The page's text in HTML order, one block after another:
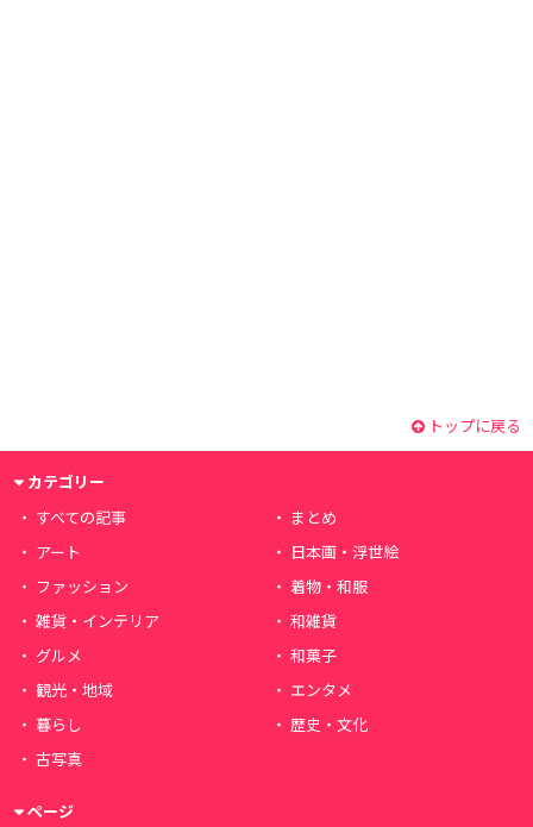
トップに戻る
カテゴリー
すべての記事
まとめ
アート
日本画・浮世絵
ファッション
着物・和服
雑貨・インテリア
和雑貨
グルメ
和菓子
観光・地域
エンタメ
暮らし
歴史・文化
古写真
ページ